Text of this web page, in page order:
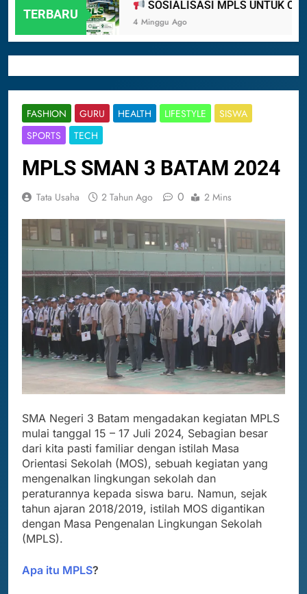
TERBARU
SOSIALISASI MPLS UNTUK
4 Minggu Ago
FASHION GURU HEALTH LIFESTYLE
SISWA
SPORTS
TECH
MPLS SMAN 3 BATAM 2024
Tata Usaha 2 Tahun Ago 0 2 Mins
SMA Negeri 3 Batam mengadakan kegiatan MPLS
mulai tanggal 15 – 17 Juli 2024, Sebagian besar
dari kita pasti familiar dengan istilah Masa
Orientasi Sekolah (MOS), sebuah kegiatan yang
mengenalkan lingkungan sekolah dan
peraturannya kepada siswa baru. Namun, sejak
tahun ajaran 2018/2019, istilah MOS digantikan
dengan Masa Pengenalan Lingkungan Sekolah
(MPLS).
Apa itu MPLS?